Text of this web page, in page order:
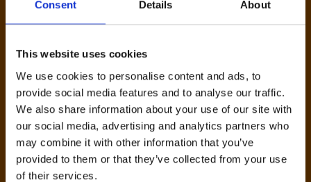
Consent Details About
This website uses cookies
We use cookies to personalise content and ads, to
provide social media features and to analyse our traffic.
We also share information about your use of our site with
our social media, advertising and analytics partners who
may combine it with other information that you’ve
provided to them or that they’ve collected from your use
of their services.
met ons
ONS EMAILADRES
info@studiovreeken.nl
sharon@studiovreeken.nl